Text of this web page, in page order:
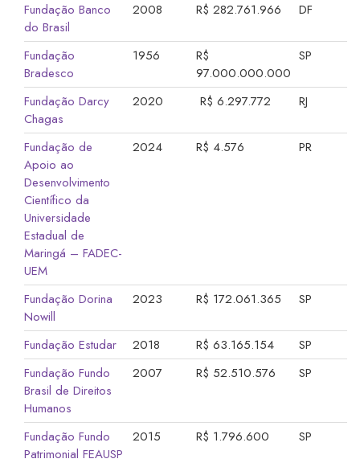
Fundação Banco
do Brasil
2008 R$ 282.761.966 DF
Fundação
Bradesco
1956
R$
97.000.000.000
SP
Fundação Darcy
Chagas
2020 R$ 6.297.772 RJ
Fundação de
Apoio ao
Desenvolvimento
Científico da
Universidade
Estadual de
Maringá – FADEC-
UEM
2024 R$ 4.576 PR
Fundação Dorina
Nowill
2023 R$ 172.061.365 SP
Fundação Estudar 2018 R$ 63.165.154
SP
Fundação Fundo
Brasil de Direitos
Humanos
2007 R$ 52.510.576 SP
Fundação Fundo
Patrimonial FEAUSP
2015 R$ 1.796.600 SP